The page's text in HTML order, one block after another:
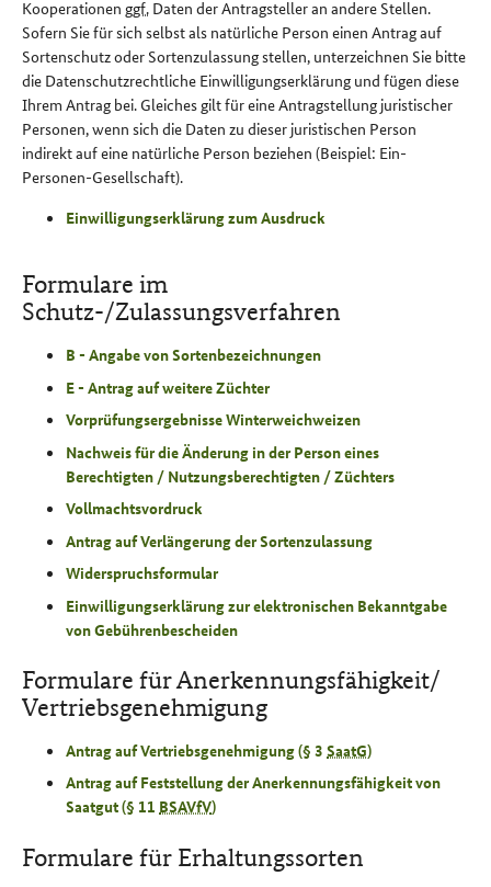
Kooperationen ggf. Daten der Antragsteller an andere Stellen.
Sofern Sie für sich selbst als natürliche Person einen Antrag auf
Sortenschutz oder Sortenzulassung stellen, unterzeichnen Sie bitte
die Datenschutzrechtliche Einwilligungserklärung und fügen diese
Ihrem Antrag bei. Gleiches gilt für eine Antragstellung juristischer
Personen, wenn sich die Daten zu dieser juristischen Person
indirekt auf eine natürliche Person beziehen (Beispiel: Ein-
Personen-Gesellschaft).
Einwilligungserklärung zum Ausdruck
Formulare im
Schutz-/Zulassungsverfahren
B - Angabe von Sortenbezeichnungen
E - Antrag auf weitere Züchter
Vorprüfungsergebnisse Winterweichweizen
Nachweis für die Änderung in der Person eines
Berechtigten / Nutzungsberechtigten / Züchters
Vollmachtsvordruck
Antrag auf Verlängerung der Sortenzulassung
Widerspruchsformular
Einwilligungserklärung zur elektronischen Bekanntgabe
von Gebührenbescheiden
Formulare für Anerkennungsfähigkeit/
Vertriebsgenehmigung
Antrag auf Vertriebsgenehmigung (§ 3 SaatG)
Antrag auf Feststellung der Anerkennungsfähigkeit von
Saatgut (§ 11 BSAVfV)
Formulare für Erhaltungssorten